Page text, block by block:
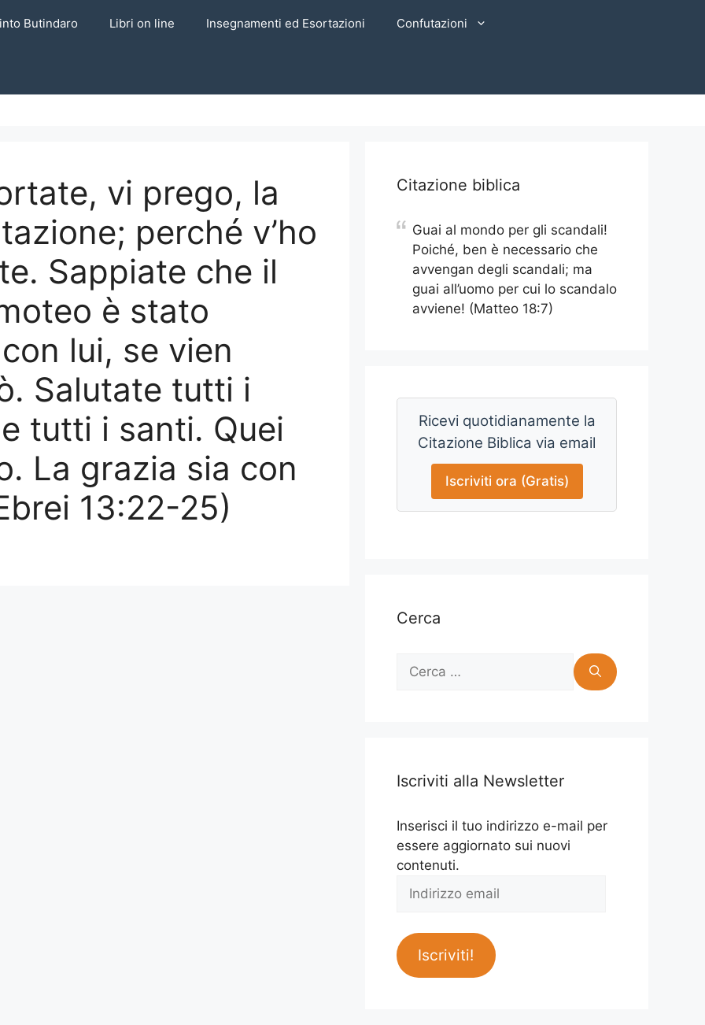
Butindaro Libri on line Insegnamenti ed Esortazioni Confutazioni
vi prego, la
perché v’ho
Sappiate che il
è stato
lui, se vien
Salutate tutti i
tutti i santi. Quei
La grazia sia con
13:22-25)
Citazione biblica
Guai al mondo per gli scandali!
Poiché, ben è necessario che
avvengan degli scandali; ma
guai all’uomo per cui lo scandalo
avviene! (Matteo 18:7)
Ricevi quotidianamente la
Citazione Biblica via email
Iscriviti ora (Gratis)
Cerca
Ricerca
Iscriviti alla Newsletter
Inserisci il tuo indirizzo e-mail per
essere aggiornato sui nuovi
contenuti.
Indirizzo
Iscriviti!